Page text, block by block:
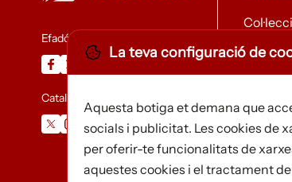
Efadós
Catalunya Desapareguda
La teva configuració de
Aquesta botiga et demana que
socials i publicitat. Les cookies de
per oferir-te funcionalitats de
aquestes cookies i el tractament